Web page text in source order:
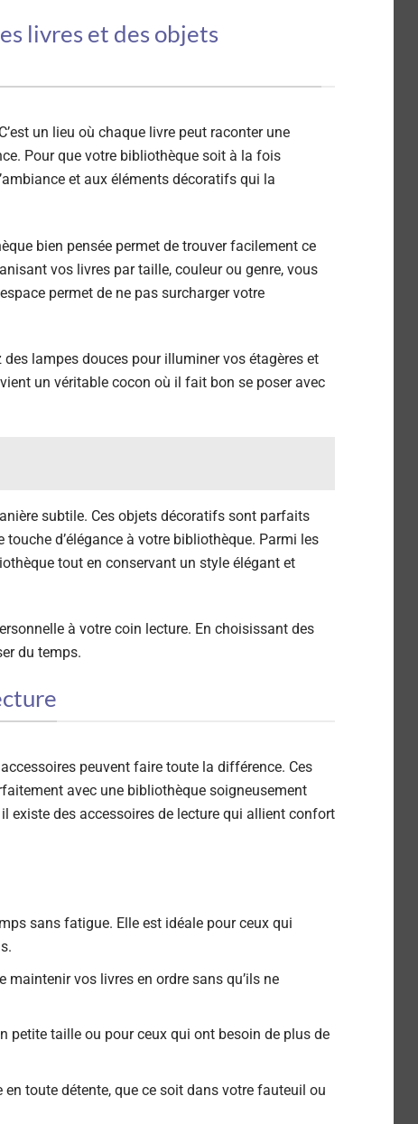
livres et des objets
un lieu où chaque livre peut raconter une
Pour que votre bibliothèque soit à la fois
et aux éléments décoratifs qui la
bien pensée permet de trouver facilement ce
vos livres par taille, couleur ou genre, vous
permet de ne pas surcharger votre
lampes douces pour illuminer vos étagères et
un véritable cocon où il fait bon se poser avec
subtile. Ces objets décoratifs sont parfaits
d’élégance à votre bibliothèque. Parmi les
tout en conservant un style élégant et
à votre coin lecture. En choisissant des
du temps.
peuvent faire toute la différence. Ces
avec une bibliothèque soigneusement
existe des accessoires de lecture qui allient confort
sans fatigue. Elle est idéale pour ceux qui
vos livres en ordre sans qu’ils ne
petite taille ou pour ceux qui ont besoin de plus de
toute détente, que ce soit dans votre fauteuil ou